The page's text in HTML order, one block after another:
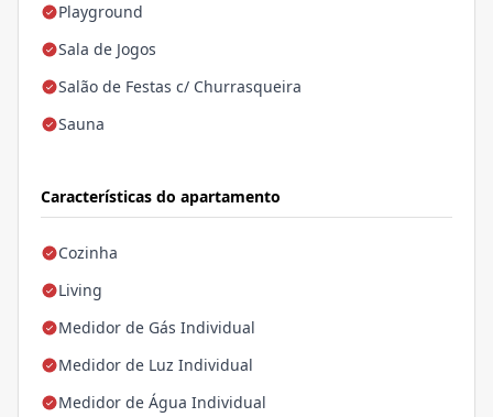
Playground
Sala de Jogos
Salão de Festas c/ Churrasqueira
Sauna
Características do apartamento
Cozinha
Living
Medidor de Gás Individual
Medidor de Luz Individual
Medidor de Água Individual